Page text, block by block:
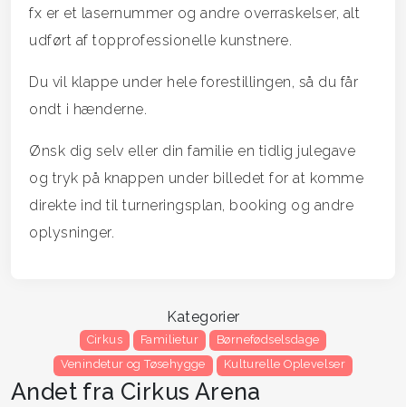
fx er et lasernummer og andre overraskelser, alt
udført af topprofessionelle kunstnere.
Du vil klappe under hele forestillingen, så du får
ondt i hænderne.
Ønsk dig selv eller din familie en tidlig julegave
og tryk på knappen under billedet for at komme
direkte ind til turneringsplan, booking og andre
oplysninger.
Kategorier
Cirkus Familietur
Børnefødselsdage
Venindetur og Tøsehygge
Kulturelle Oplevelser
Andet fra Cirkus Arena